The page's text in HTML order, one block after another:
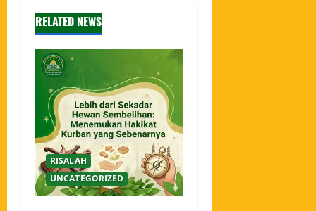
RELATED NEWS
RISALAH
UNCATEGORIZED